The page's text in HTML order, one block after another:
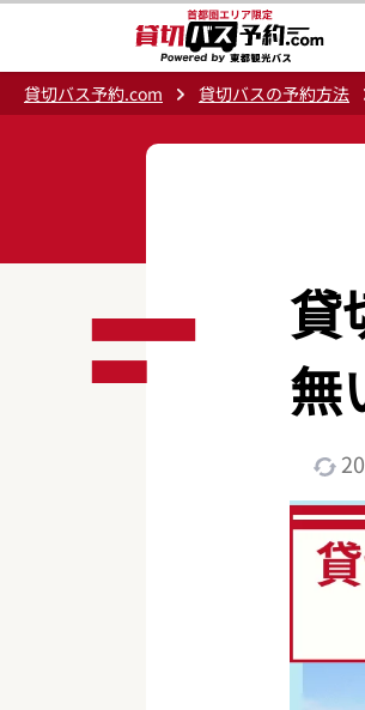
貸切バス予約.com 貸切バスの予約方法
貸
無